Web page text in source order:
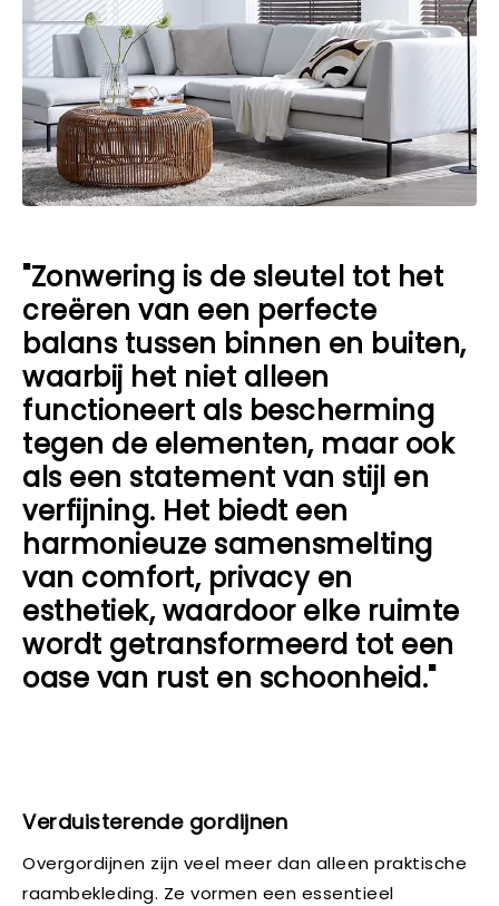
"Zonwering is de sleutel tot het
creëren van een perfecte
balans tussen binnen en buiten,
waarbij het niet alleen
functioneert als bescherming
tegen de elementen, maar ook
als een statement van stijl en
verfijning. Het biedt een
harmonieuze samensmelting
van comfort, privacy en
esthetiek, waardoor elke ruimte
wordt getransformeerd tot een
oase van rust en schoonheid."
Verduisterende gordijnen
Overgordijnen zijn veel meer dan alleen praktische
raambekleding. Ze vormen een essentieel